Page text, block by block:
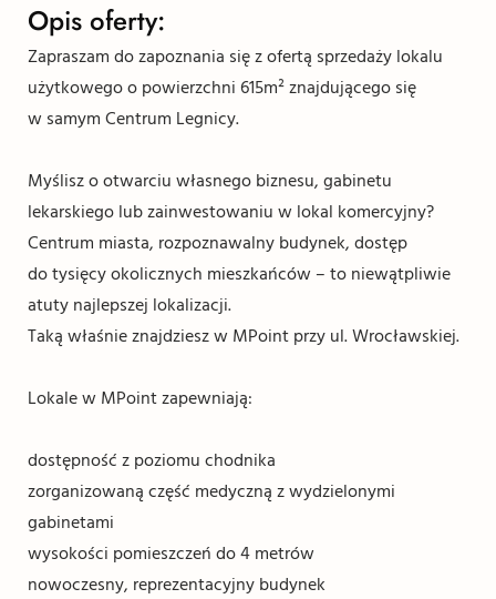
Opis oferty:
Zapraszam do zapoznania się z ofertą sprzedaży lokalu
użytkowego o powierzchni 615m² znajdującego się
w samym Centrum Legnicy.
Myślisz o otwarciu własnego biznesu, gabinetu
lekarskiego lub zainwestowaniu w lokal komercyjny?
Centrum miasta, rozpoznawalny budynek, dostęp
do tysięcy okolicznych mieszkańców – to niewątpliwie
atuty najlepszej lokalizacji.
Taką właśnie znajdziesz w MPoint przy ul. Wrocławskiej.
Lokale w MPoint zapewniają:
dostępność z poziomu chodnika
zorganizowaną część medyczną z wydzielonymi
gabinetami
wysokości pomieszczeń do 4 metrów
nowoczesny, reprezentacyjny budynek